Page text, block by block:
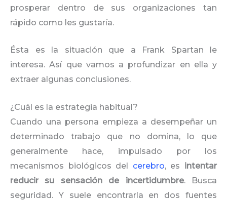
prosperar dentro de sus organizaciones tan
rápido como les gustaría.
Ésta es la situación que a Frank Spartan le
interesa. Así que vamos a profundizar en ella y
extraer algunas conclusiones.
¿Cuál es la estrategia habitual?
Cuando una persona empieza a desempeñar un
determinado trabajo que no domina, lo que
generalmente hace, impulsado por los
mecanismos biológicos del cerebro, es intentar
reducir su sensación de incertidumbre. Busca
seguridad. Y suele encontrarla en dos fuentes